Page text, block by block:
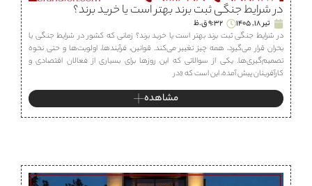
در شرایط جنگی ثبت برند بهتر است یا خرید برند؟
تیر 18, 1405
9:32 ق.ظ
در شرایط جنگی ثبت برند بهتر است یا خرید برند؟ زمانی که کشور در شرایط جنگی یا
بحران قرار می‌گیرد، همه چیز تغییر می‌کند. قوانین، فرآیندها، اولویت‌ها و حتی نحوه
تصمیم‌گیری‌ها. یکی از سوالاتی که این روزها برای بسیاری از فعالان اقتصادی و
کارآفرینان پیش آمده، این است که «در
مشاهده